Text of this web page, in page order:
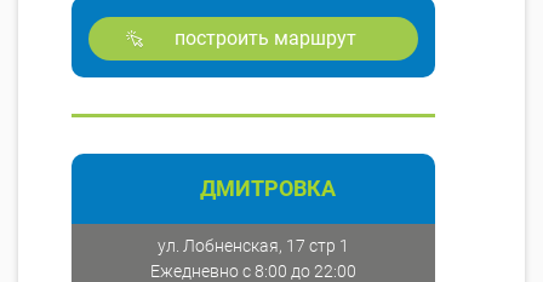
построить маршрут
ДМИТРОВКА
ул. Лобненская, 17 стр 1
Ежедневно с 8:00 до 22:00